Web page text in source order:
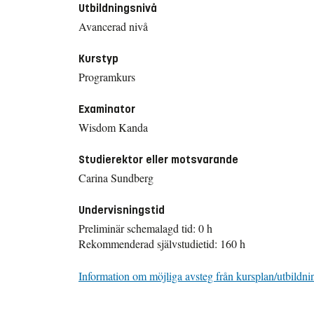
Utbildningsnivå
Avancerad nivå
Kurstyp
Programkurs
Examinator
Wisdom Kanda
Studierektor eller motsvarande
Carina Sundberg
Undervisningstid
Preliminär schemalagd tid: 0 h
Rekommenderad självstudietid: 160 h
Information om möjliga avsteg från kursplan/